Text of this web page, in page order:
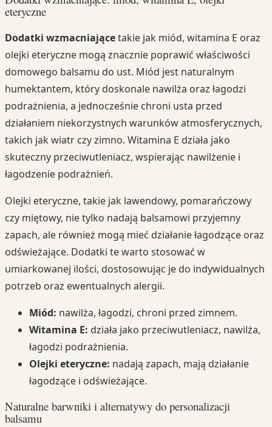
eteryczne
Dodatki wzmacniającetakie jak miód, witamina E oraz
olejki eteryczne mogą znacznie poprawić właściwości
domowego balsamu do ust. Miód jest naturalnym
humektantem, który doskonale nawilża oraz łagodzi
podrażnienia, a jednocześnie chroni usta przed
działaniem niekorzystnych warunków atmosferycznych,
takich jak wiatr czy zimno. Witamina E działa jako
skuteczny przeciwutleniacz, wspierając nawilżenie i
łagodzenie podrażnień.
Olejki eteryczne, takie jak lawendowy, pomarańczowy
czy miętowy, nie tylko nadają balsamowi przyjemny
zapach, ale również mogą mieć działanie łagodzące oraz
odświeżające. Dodatki te warto stosować w
umiarkowanej ilości, dostosowując je do indywidualnych
potrzeb oraz ewentualnych alergii.
Miód: nawilża, łagodzi, chroni przed zimnem.
Witamina E: działa jako przeciwutleniacz, nawilża,
łagodzi podrażnienia.
Olejki eteryczne: nadają zapach, mają działanie
łagodzące i odświeżające.
Naturalne barwniki i alternatywy do personalizacji
balsamu